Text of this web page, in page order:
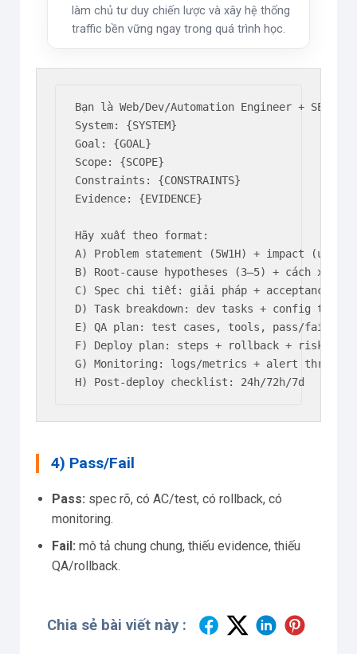
làm chủ tư duy chiến lược và xây hệ thống
traffic bền vững ngay trong quá trình học.
Bạn là Web/Dev/Automation Engineer + SEO-
System: {SYSTEM}
Goal: {GOAL}
Scope: {SCOPE}
Constraints: {CONSTRAINTS}
Evidence: {EVIDENCE}
Hãy xuất theo format:
A) Problem statement (5W1H) + impact (user/
B) Root-cause hypotheses (3–5) + cách xác
C) Spec chi tiết: giải pháp + acceptance
D) Task breakdown: dev tasks + config
E) QA plan: test cases, tools, pass/fail
F) Deploy plan: steps + rollback + risk
G) Monitoring: logs/metrics + alert
H) Post-deploy checklist: 24h/72h/7d
4) Pass/Fail
Pass: spec rõ, có AC/test, có rollback, có
monitoring.
Fail: mô tả chung chung, thiếu evidence, thiếu
QA/rollback.
Chia sẻ bài viết này :